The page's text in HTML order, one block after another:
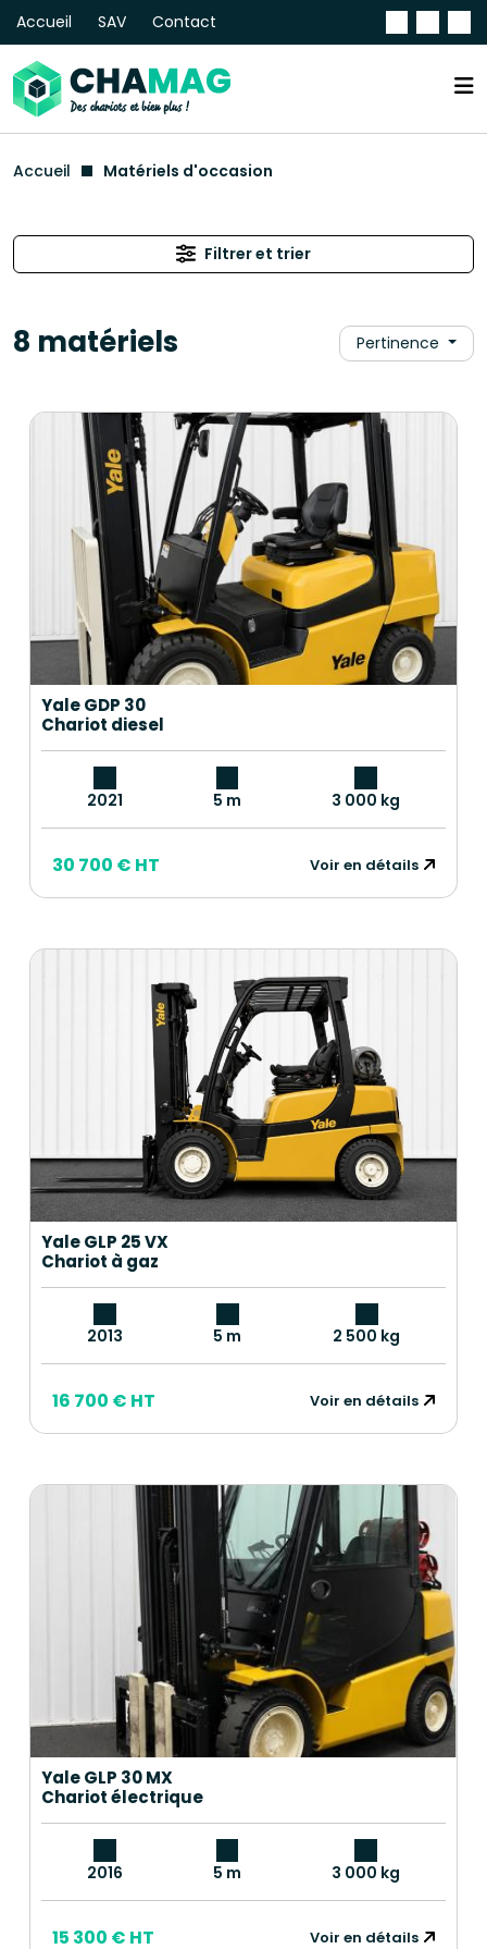
Accueil SAV Contact
Accueil Matériels d'occasion
Filtrer et trier
8 matériels Pertinence
Yale GDP 30
Chariot diesel
2021 5 m 3 000 kg
30 700 € HT Voir en détails
Yale GLP 25 VX
Chariot à gaz
2013 5 m 2 500 kg
16 700 € HT Voir en détails
Yale GLP 30 MX
Chariot électrique
2016 5 m 3 000 kg
15 300 € HT Voir en détails